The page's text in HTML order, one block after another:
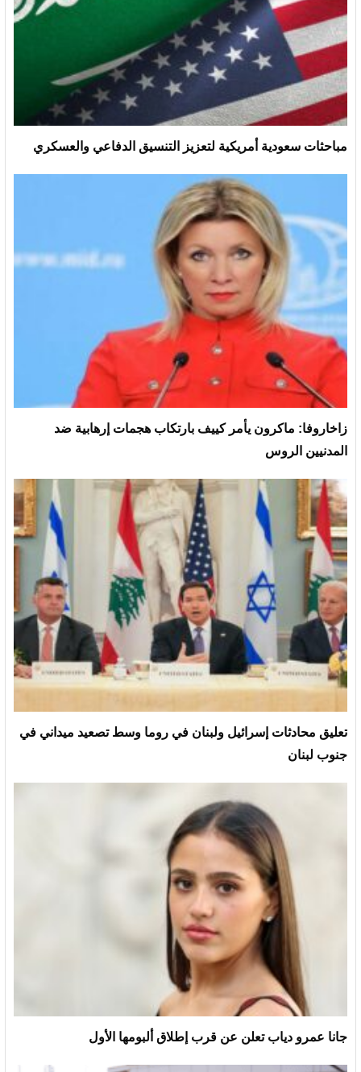
مباحثات سعودية أمريكية لتعزيز التنسيق الدفاعي والعسكري
زاخاروفا: ماكرون يأمر كييف بارتكاب هجمات إرهابية ضد
المدنيين الروس
تعليق محادثات إسرائيل ولبنان في روما وسط تصعيد ميداني في
جنوب لبنان
جانا عمرو دياب تعلن عن قرب إطلاق ألبومها الأول